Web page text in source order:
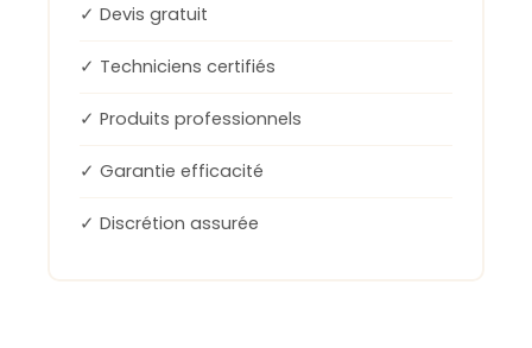
✓ Devis gratuit
✓ Techniciens certifiés
✓ Produits professionnels
✓ Garantie efficacité
✓ Discrétion assurée